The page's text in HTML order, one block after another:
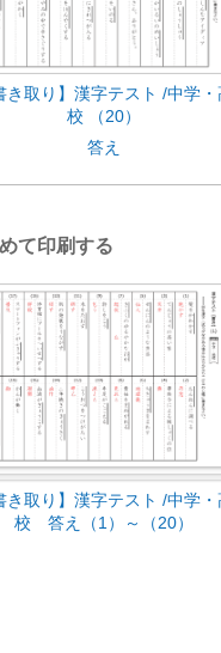
き取り】漢字テスト /中学・
校 （20）
答え
て印刷する
き取り】漢字テスト /中学・
校 答え（1）～（20）